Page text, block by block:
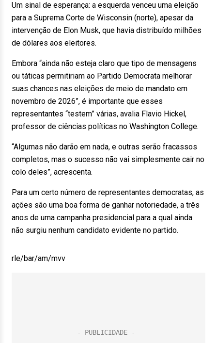
Um sinal de esperança: a esquerda venceu uma eleição
para a Suprema Corte de Wisconsin (norte), apesar da
intervenção de Elon Musk, que havia distribuído milhões
de dólares aos eleitores.
Embora “ainda não esteja claro que tipo de mensagens
ou táticas permitiriam ao Partido Democrata melhorar
suas chances nas eleições de meio de mandato em
novembro de 2026”, é importante que esses
representantes “testem” várias, avalia Flavio Hickel,
professor de ciências políticas no Washington College.
“Algumas não darão em nada, e outras serão fracassos
completos, mas o sucesso não vai simplesmente cair no
colo deles”, acrescenta.
Para um certo número de representantes democratas, as
ações são uma boa forma de ganhar notoriedade, a três
anos de uma campanha presidencial para a qual ainda
não surgiu nenhum candidato evidente no partido.
rle/bar/am/mvv